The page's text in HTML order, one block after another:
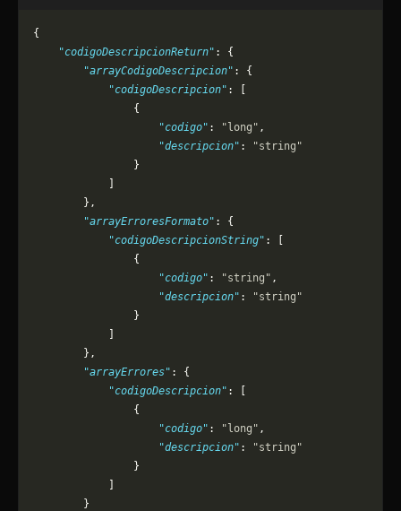
{
    "codigoDescripcionReturn"
: {
        "arrayCodigoDescripcion"
: {
            "codigoDescripcion"
: [
                {
                    "codigo"
: "long" ,
                    "descripcion"
:
"string"
                }
        },
        "arrayErroresFormato"
: {
            "codigoDescripcionString"
: [
                {
                    "codigo"
: "string" ,
                    "descripcion"
:
"string"
                }
        },
        "arrayErrores"
: {
            "codigoDescripcion"
: [
                {
                    "codigo"
: "long" ,
                    "descripcion"
:
"string"
                }
        }